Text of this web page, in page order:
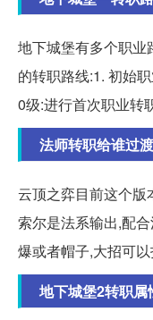
地下城堡有多个职
的转职路线:1. 初始
0级:进行首次职业转
法师转职给谁过
云顶之弈目前这个版
索尔是法系输出,配
爆或者帽子,大招可以
地下城堡2转职属